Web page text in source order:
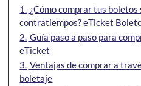
1. ¿Cómo comprar tus boletos
contratiempos? eTicket
2. Guía paso a paso para
eTicket
3. Ventajas de comprar a
boletaje